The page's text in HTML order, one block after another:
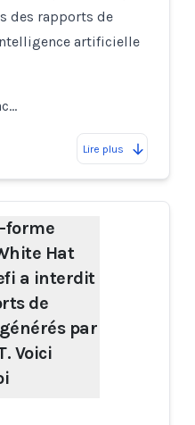
des rapports de
artificielle
Lire plus
forme
Hat
a interdit
de
par
Voici